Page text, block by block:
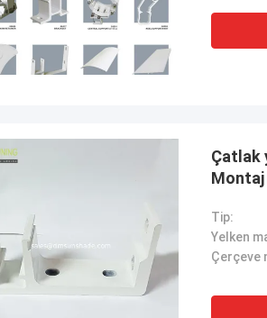
Çatlak
Tip:
Yelken